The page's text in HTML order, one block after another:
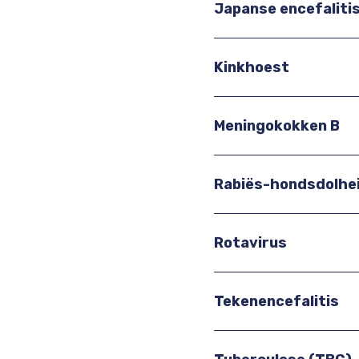
Japanse
Kinkhoest
Meningokokken B
Rabiës-
Rotavirus
Tekenencefalitis